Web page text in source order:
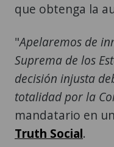
que obtenga la
"Apelaremos de
Suprema de los
decisión injusta
totalidad por la
mandatario en
Truth Social.